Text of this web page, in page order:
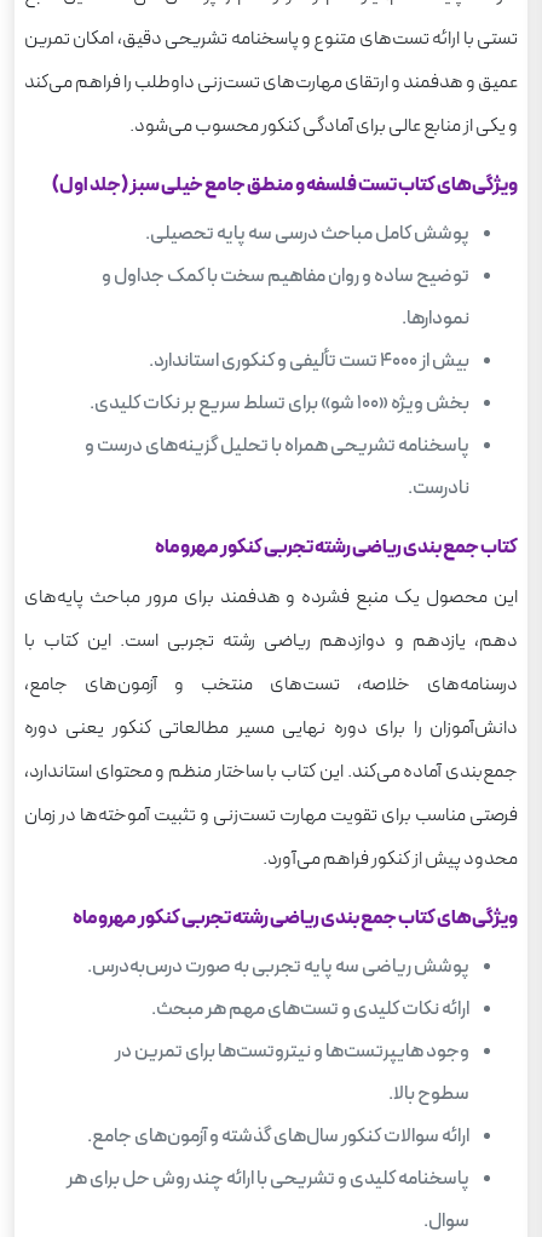
تستی با ارائه تست‌های متنوع و پاسخنامه‌ تشریحی دقیق، امکان تمرین
عمیق و هدفمند و ارتقای مهارت‌های تست‌زنی داوطلب را فراهم می‌کند
و یکی از منابع عالی برای آمادگی کنکور محسوب می‌شود.
ویژگی‌های کتاب تست فلسفه و منطق جامع خیلی سبز (جلد اول)
پوشش کامل مباحث درسی سه پایه تحصیلی.
توضیح ساده و روان مفاهیم سخت با کمک جداول و
نمودارها.
بیش از ۴۰۰۰ تست تألیفی و کنکوری استاندارد.
بخش ویژه «۱۰۰ شو» برای تسلط سریع بر نکات کلیدی.
پاسخنامه‌ تشریحی همراه با تحلیل گزینه‌های درست و
نادرست.
کتاب جمع بندی ریاضی رشته تجربی کنکور مهروماه
این محصول یک منبع فشرده و هدفمند برای مرور مباحث پایه‌های
دهم، یازدهم و دوازدهم ریاضی رشته تجربی است. این کتاب با
درسنامه‌های خلاصه، تست‌های منتخب و آزمون‌های جامع،
دانش‌آموزان را برای دوره نهایی مسیر مطالعاتی کنکور یعنی دوره
جمع‌بندی آماده می‌کند. این کتاب با ساختار منظم و محتوای استاندارد،
فرصتی مناسب برای تقویت مهارت تست‌زنی و تثبیت آموخته‌ها در زمان
محدود پیش از کنکور فراهم می‌آورد.
ویژگی‌های کتاب جمع بندی ریاضی رشته تجربی کنکور مهروماه
پوشش ریاضی سه پایه تجربی به صورت درس‌به‌درس.
ارائه نکات کلیدی و تست‌های مهم هر مبحث.
وجود هایپرتست‌ها و نیتروتست‌ها برای تمرین در
سطوح بالا.
ارائه سوالات کنکور سال‌های گذشته و آزمون‌های جامع.
پاسخنامه کلیدی و تشریحی با ارائه چند روش حل برای هر
سوال.